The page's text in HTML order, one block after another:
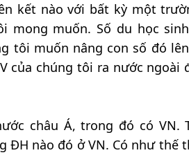
kết nào với bất kỳ một
mong muốn. Số du học
tôi muốn nâng con số đó
của chúng tôi ra nước ngoài
châu Á, trong đó có VN.
nào đó ở VN. Có như thế